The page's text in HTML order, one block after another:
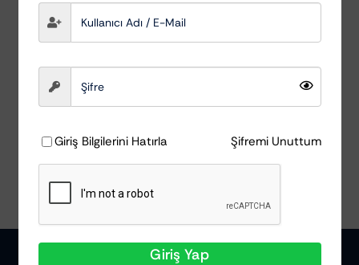
2.208,00
Giriş Bilgilerini Hatırla Şifremi Unuttum
Giriş Yap